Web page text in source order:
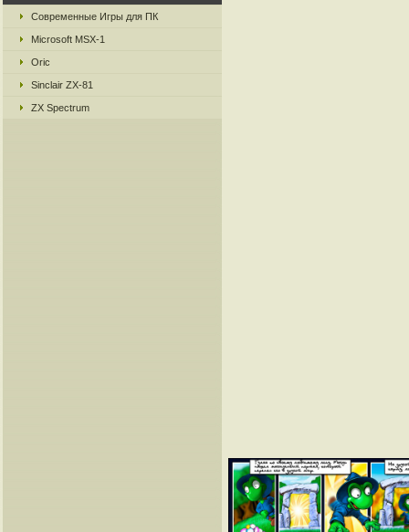
Современные Игры для ПК
Microsoft MSX-1
Oric
Sinclair ZX-81
ZX Spectrum